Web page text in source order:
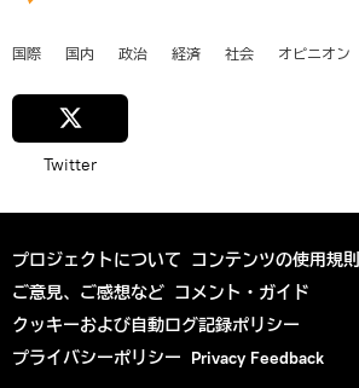
国際 国内 政治 経済 社会 オピニオン
Twitter
プロジェクトについて コンテンツの使用規則
ご意見、ご感想など コメント・ガイド
クッキーおよび自動ログ記録ポリシー
プライバシーポリシー Privacy Feedback